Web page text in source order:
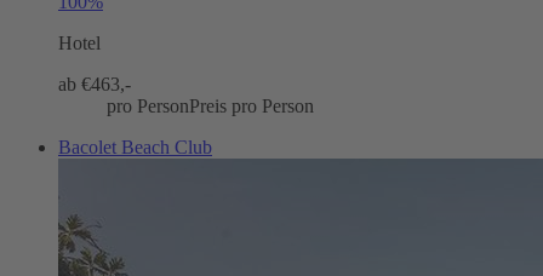
Hotel
ab €463,-
pro PersonPreis pro Person
Bacolet Beach Club